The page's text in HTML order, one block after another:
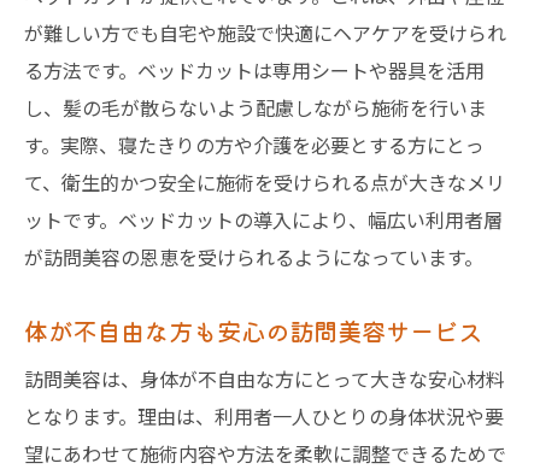
が難しい方でも自宅や施設で快適にヘアケアを受けられ
る方法です。ベッドカットは専用シートや器具を活用
し、髪の毛が散らないよう配慮しながら施術を行いま
す。実際、寝たきりの方や介護を必要とする方にとっ
て、衛生的かつ安全に施術を受けられる点が大きなメリ
ットです。ベッドカットの導入により、幅広い利用者層
が訪問美容の恩恵を受けられるようになっています。
体が不自由な方も安心の訪問美容サービス
訪問美容は、身体が不自由な方にとって大きな安心材料
となります。理由は、利用者一人ひとりの身体状況や要
望にあわせて施術内容や方法を柔軟に調整できるためで